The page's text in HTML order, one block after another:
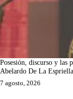
Posesión, discurso y las
Abelardo De La Espriella
7 agosto, 2026